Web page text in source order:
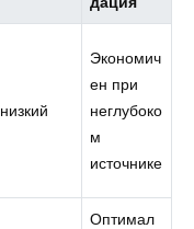
низкий
Экономич
ен при
неглубоко
м
источнике
Оптимал